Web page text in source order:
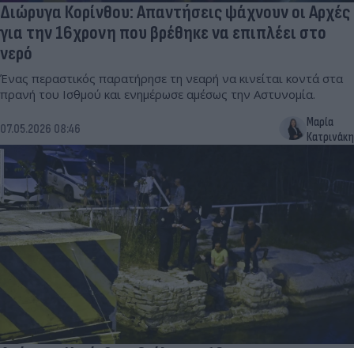
Διώρυγα Κορίνθου: Απαντήσεις ψάχνουν οι Αρχές
για την 16χρονη που βρέθηκε να επιπλέει στο
νερό
Ένας περαστικός παρατήρησε τη νεαρή να κινείται κοντά στα
πρανή του Ισθμού και ενημέρωσε αμέσως την Αστυνομία.
07.05.2026 08:46
Μαρία
Κατρινάκη